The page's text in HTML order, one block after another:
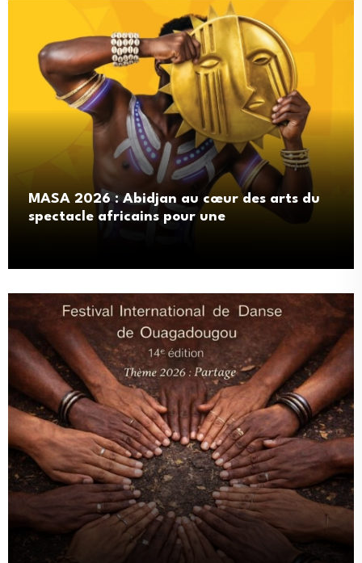
MASA 2026 : Abidjan au cœur des arts du
spectacle africains pour une